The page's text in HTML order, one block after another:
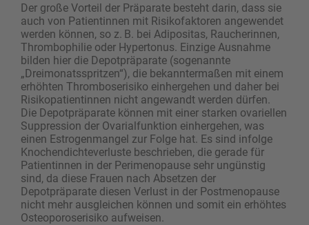
Der große Vorteil der Präparate besteht darin, dass sie
auch von Patientinnen mit Risikofaktoren angewendet
werden können, so z. B. bei Adipositas, Raucherinnen,
Thrombophilie oder Hypertonus. Einzige Ausnahme
bilden hier die Depotpräparate (sogenannte
„Dreimonatsspritzen“), die bekanntermaßen mit einem
erhöhten Thromboserisiko einhergehen und daher bei
Risikopatientinnen nicht angewandt werden dürfen.
Die Depotpräparate können mit einer starken ovariellen
Suppression der Ovarialfunktion einhergehen, was
einen Estrogenmangel zur Folge hat. Es sind infolge
Knochendichteverluste beschrieben, die gerade für
Patientinnen in der Perimenopause sehr ungünstig
sind, da diese Frauen nach Absetzen der
Depotpräparate diesen Verlust in der Postmenopause
nicht mehr ausgleichen können und somit ein erhöhtes
Osteoporoserisiko aufweisen.